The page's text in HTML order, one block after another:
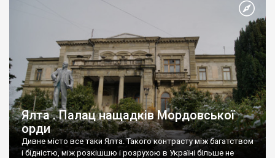
Ялта . Палац нащадків Мордовської
орди
Дивне місто все таки Ялта. Такого контрасту між багатством
і бідністю, між розкішшю і розрухою в Україні більше не